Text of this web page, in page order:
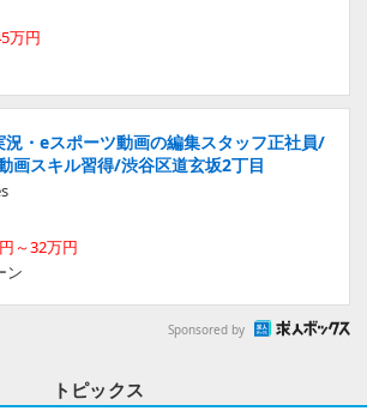
万円
況・eスポーツ動画の編集スタッフ正社員/
画スキル習得/渋谷区道玄坂2丁目
～32万円
ン
Sponsored by
トピックス